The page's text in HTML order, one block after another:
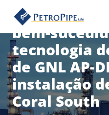
content
teste de
bem-
tecnologia
de GNL AP-
instalação
Coral South